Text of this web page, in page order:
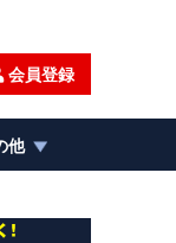
会員登録
他